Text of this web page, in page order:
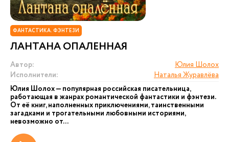
ФАНТАСТИКА. ФЭНТЕЗИ
ЛАНТАНА ОПАЛЕННАЯ
Автор:
Юлия Шолох
Исполнители:
Наталья Журавлёва
Юлия Шолох — популярная российская писательница,
работающая в жанрах романтической фантастики и фэнтези.
От её книг, наполненных приключениями, таинственными
загадками и трогательными любовными историями,
невозможно от...